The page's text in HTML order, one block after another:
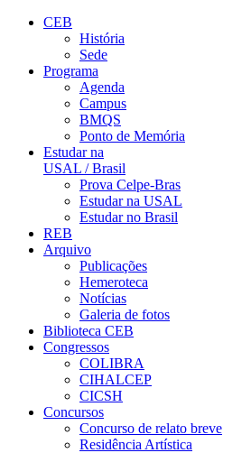
CEB
História
Sede
Programa
Agenda
Campus
BMQS
Ponto de Memória
Estudar na
USAL / Brasil
Prova Celpe-Bras
Estudar na USAL
Estudar no Brasil
REB
Arquivo
Publicações
Hemeroteca
Notícias
Galeria de fotos
Biblioteca CEB
Congressos
COLIBRA
CIHALCEP
CICSH
Concursos
Concurso de relato breve
Residência Artística